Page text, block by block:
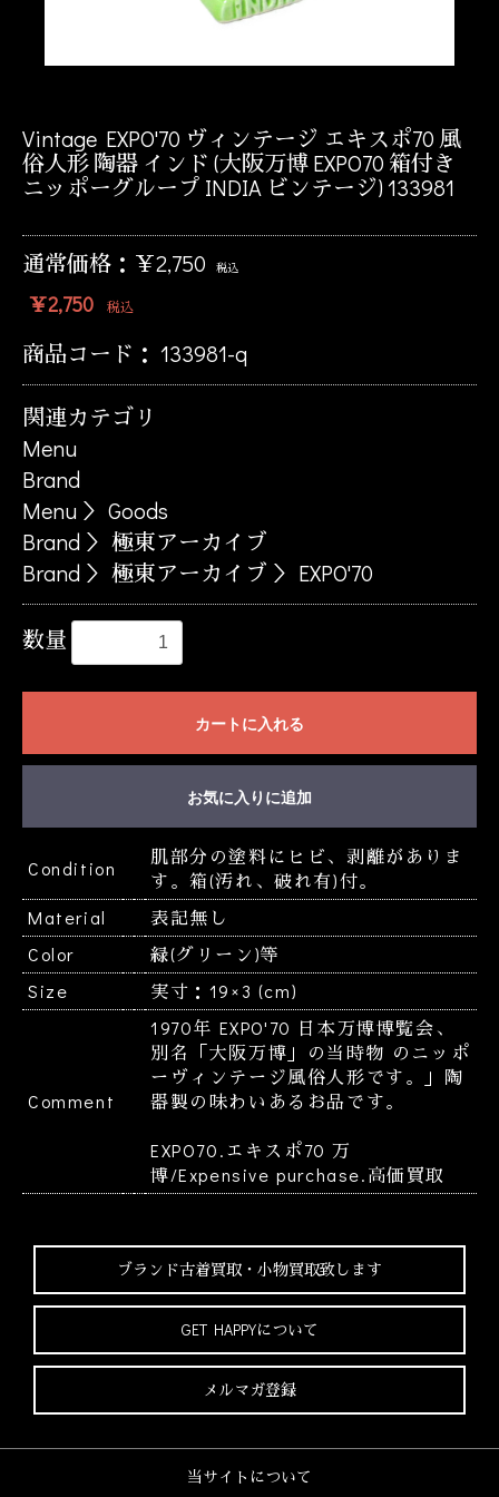
Vintage EXPO'70 ヴィンテージ エキスポ70 風
俗人形 陶器 インド (大阪万博 EXPO70 箱付き
ニッポーグループ INDIA ビンテージ) 133981
通常価格：￥2,750 税込
￥2,750 税込
商品コード： 133981-q
関連カテゴリ
Menu
Brand
Menu ＞ Goods
Brand ＞ 極東アーカイブ
Brand ＞ 極東アーカイブ ＞ EXPO'70
数量
カートに入れる
お気に入りに追加
Condition
肌部分の塗料にヒビ、剥離がありま
す。箱(汚れ、破れ有)付。
Material
表記無し
Color
緑(グリーン)等
Size
実寸：19×3 (cm)
Comment
1970年 EXPO'70 日本万博博覧会、
別名「大阪万博」の当時物 のニッポ
ーヴィンテージ風俗人形です。」陶
器製の味わいあるお品です。
EXPO70.エキスポ70 万
博/Expensive purchase.高価買取
ブランド古着買取・ 小物買取致します
GET HAPPYについて
メルマガ登録
当サイトについて